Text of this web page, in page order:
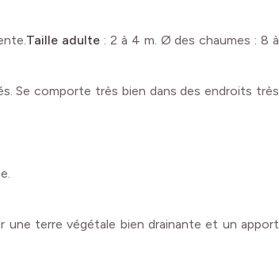
Taille adulte : 2 à 4 m. Ø des chaumes : 8 à
Se comporte très bien dans des endroits très
une terre végétale bien drainante et un apport